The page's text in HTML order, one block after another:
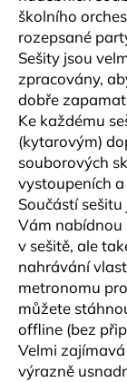
školního
rozepsané
Sešity jsou
zpracovány,
dobře
Ke každému
(kytarovým)
souborových
vystoupeních
Součástí
Vám nabídnou
v sešitě, ale
nahrávání
metronomu
můžete
offline (bez
Velmi
výrazně
ú
č
a
m
e
JM
VALVE
OIL
2
-
SYNTETICKÝ
OLEJ
NA
PIESTY
A
ROTORY,
MEDIUM
8,70
€